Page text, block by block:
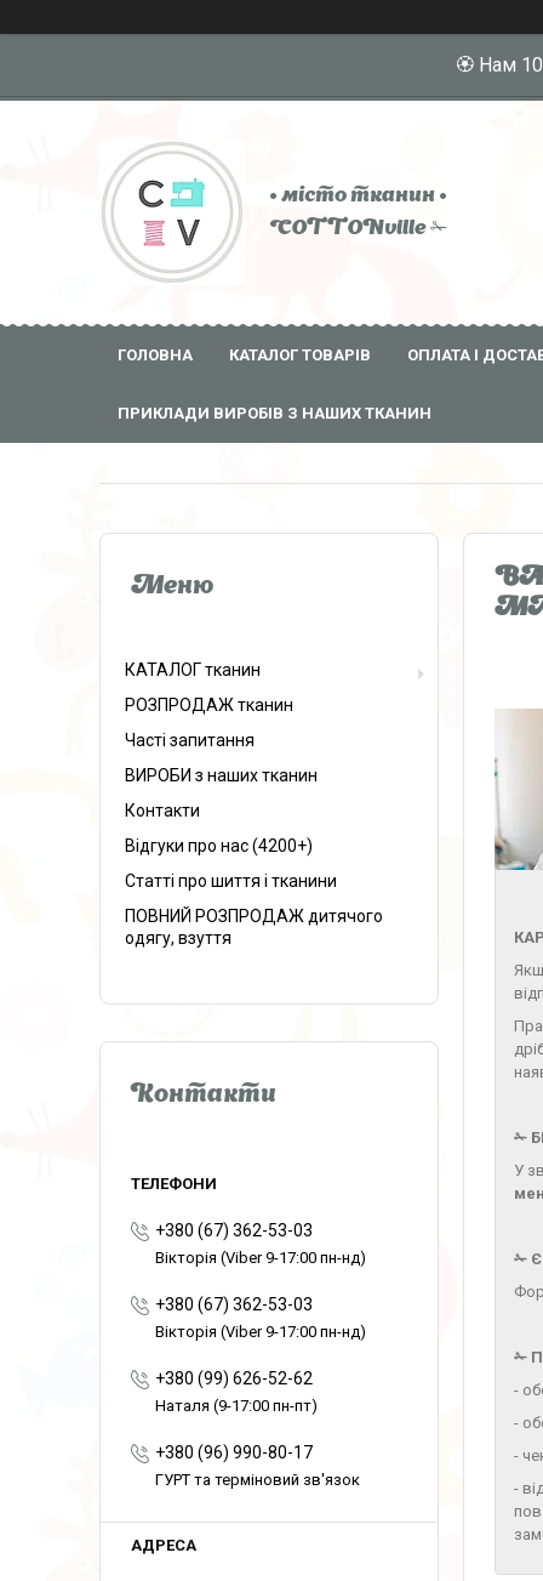
🏵️ Нам 10
• місто тканин •
COTTONville ✁
ГОЛОВНА КАТАЛОГ ТОВАРІВ ОПЛАТА І
ПРИКЛАДИ ВИРОБІВ З НАШИХ ТКАНИН
✁
У
✁
✁
-
-
-
-
КАТАЛОГ тканин
РОЗПРОДАЖ тканин
Часті запитання
ВИРОБИ з наших тканин
Контакти
Відгуки про нас (4200+)
Статті про шиття і тканини
ПОВНИЙ РОЗПРОДАЖ дитячого
одягу, взуття
Контакти
+380 (67) 362-53-03
Вікторія (Viber 9-17:00 пн-нд)
+380 (67) 362-53-03
Вікторія (Viber 9-17:00 пн-нд)
+380 (99) 626-52-62
Наталя (9-17:00 пн-пт)
+380 (96) 990-80-17
ГУРТ та терміновий зв'язок